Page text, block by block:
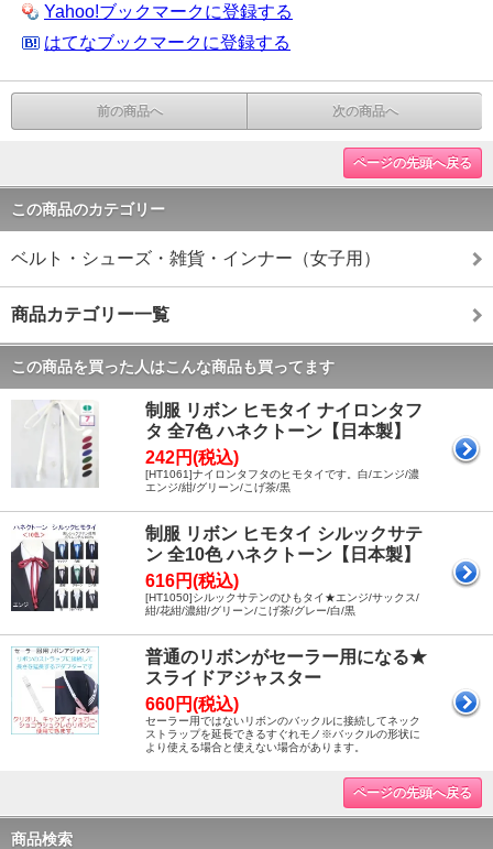
Yahoo!ブックマークに登録する
はてなブックマークに登録する
前の商品へ 次の商品へ
ページの先頭へ戻る
この商品のカテゴリー
ベルト・シューズ・雑貨・インナー（女子用）
商品カテゴリー一覧
この商品を買った人はこんな商品も買ってます
制服 リボン ヒモタイ ナイロンタフ
タ 全7色 ハネクトーン【日本製】
242円(税込)
[HT1061]ナイロンタフタのヒモタイです。白/エンジ/濃
エンジ/紺/グリーン/こげ茶/黒
制服 リボン ヒモタイ シルックサテ
ン 全10色 ハネクトーン【日本製】
616円(税込)
[HT1050]シルックサテンのひもタイ★エンジ/サックス/
紺/花紺/濃紺/グリーン/こげ茶/グレー/白/黒
普通のリボンがセーラー用になる★
スライドアジャスター
660円(税込)
セーラー用ではないリボンのバックルに接続してネック
ストラップを延長できるすぐれモノ※バックルの形状に
より使える場合と使えない場合があります。
ページの先頭へ戻る
商品検索